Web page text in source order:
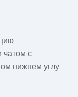
чатом с
нижнем углу